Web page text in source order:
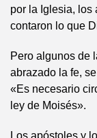
por la Iglesia, los
contaron lo que
Pero algunos de
abrazado la fe,
«Es necesario
ley de Moisés».